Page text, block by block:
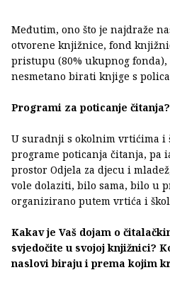
Međutim, ono što je najdraže
otvorene knjižnice, fond
pristupu (80% ukupnog
nesmetano birati knjige s
Programi za poticanje čitanja?
U suradnji s okolnim vrtićima i
programe poticanja čitanja, pa
prostor Odjela za djecu i
vole dolaziti, bilo sama, bilo u
organizirano putem vrtića i
Kakav je Vaš dojam o
svjedočite u svojoj knjižnici?
naslovi biraju i prema kojim